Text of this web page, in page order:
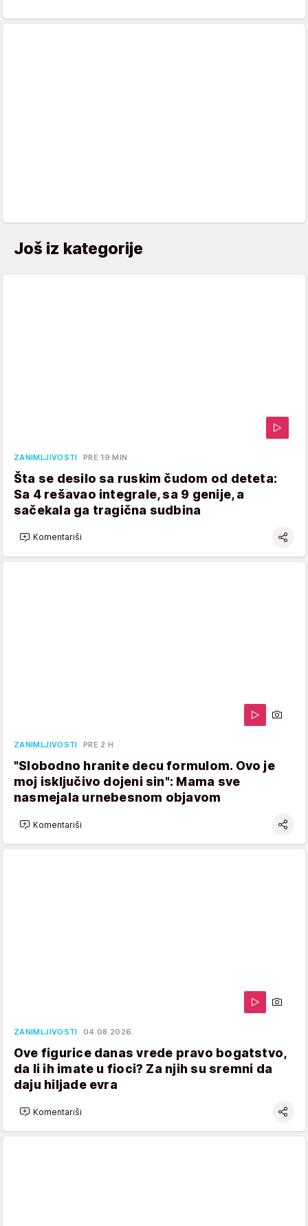
Još iz kategorije
ZANIMLJIVOSTI PRE 19 MIN
Šta se desilo sa ruskim čudom od deteta:
Sa 4 rešavao integrale, sa 9 genije, a
sačekala ga tragična sudbina
Komentariši
ZANIMLJIVOSTI PRE 2 H
"Slobodno hranite decu formulom. Ovo je
moj isključivo dojeni sin": Mama sve
nasmejala urnebesnom objavom
Komentariši
ZANIMLJIVOSTI 04.08.2026.
Ove figurice danas vrede pravo bogatstvo,
da li ih imate u fioci? Za njih su sremni da
daju hiljade evra
Komentariši